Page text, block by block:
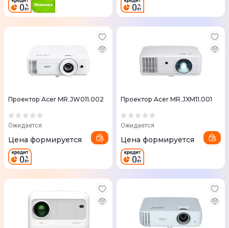
Проектор Acer MR.JW011.002
Ожидается
Цена формируется
Проектор Acer MR.JXM11.001
Ожидается
Цена формируется